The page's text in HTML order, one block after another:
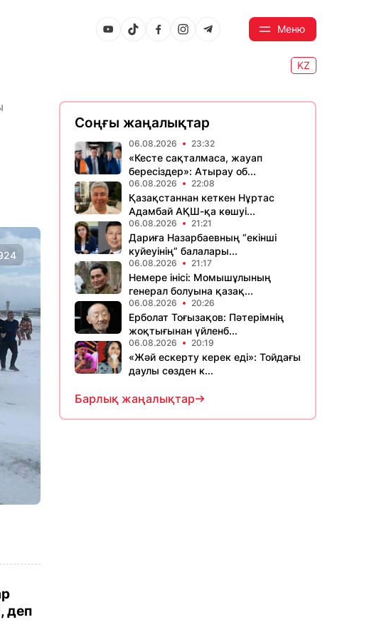
Меню
KZ
деп
Соңғы жаңалықтар
06.08.2026 23:32
«Кесте сақталмаса, жауап
бересіздер»: Атырау об...
06.08.2026 22:08
Қазақстаннан кеткен Нұртас
Адамбай АҚШ-қа көшуі...
06.08.2026 21:21
Дариға Назарбаевның “екінші
куйеуінің” балалары...
06.08.2026 21:17
Немере інісі: Момышұлының
генерал болуына қазақ...
06.08.2026 20:26
Ерболат Тоғызақов: Пәтерімнің
жоқтығынан үйленб...
06.08.2026 20:19
«Жәй ескерту керек еді»: Тойдағы
даулы сөзден к...
Барлық жаңалықтар